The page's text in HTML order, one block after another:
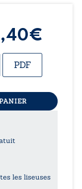
€
de
PDF
les liseuses